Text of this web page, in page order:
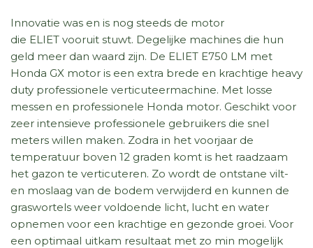
Innovatie was en is nog steeds de motor
die ELIET vooruit stuwt. Degelijke machines die hun
geld meer dan waard zijn. De ELIET E750 LM met
Honda GX motor is een extra brede en krachtige heavy
duty professionele verticuteermachine. Met losse
messen en professionele Honda motor. Geschikt voor
zeer intensieve professionele gebruikers die snel
meters willen maken. Zodra in het voorjaar de
temperatuur boven 12 graden komt is het raadzaam
het gazon te verticuteren. Zo wordt de ontstane vilt-
en moslaag van de bodem verwijderd en kunnen de
graswortels weer voldoende licht, lucht en water
opnemen voor een krachtige en gezonde groei. Voor
een optimaal uitkam resultaat met zo min mogelijk